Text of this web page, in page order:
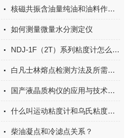
核磁共振含油量纯油和油料作物标样制作
如何测量微量水分测定仪
NDJ-1F（2T）系列粘度计怎么选型
白凡士林熔点检测方法及所需仪器
国产液晶质构仪的应用与技术参数
什么叫运动粘度计和乌氏粘度计？
柴油凝点和冷滤点关系？